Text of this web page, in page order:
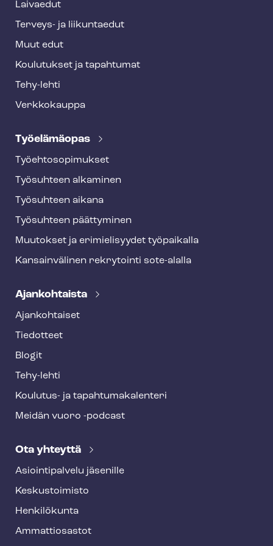
Laivaedut
Terveys- ja liikuntaedut
Muut edut
Koulutukset ja tapahtumat
Tehy-lehti
Verkkokauppa
Työelämäopas
Työ­eh­to­so­pi­muk­set
Työsuhteen alkaminen
Työsuhteen aikana
Työsuhteen päättyminen
Muutokset ja erimielisyydet työpaikalla
Kansainvälinen rekrytointi sote-alalla
Ajankohtaista
Ajankohtaiset
Tiedotteet
Blogit
Tehy-lehti
Koulutus- ja ta­pah­tu­ma­ka­len­te­ri
Meidän vuoro -podcast
Ota yhteyttä
Asioin­ti­pal­ve­lu jäsenille
Keskustoimisto
Henkilökunta
Ammattiosastot